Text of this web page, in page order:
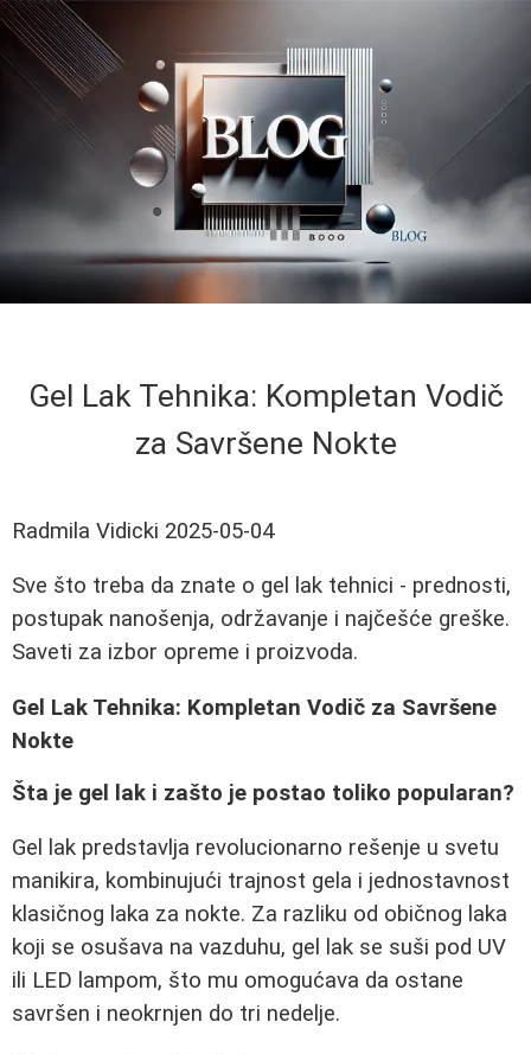
Gel Lak Tehnika: Kompletan Vodič
za Savršene Nokte
Radmila Vidicki 2025-05-04
Sve što treba da znate o gel lak tehnici - prednosti,
postupak nanošenja, održavanje i najčešće greške.
Saveti za izbor opreme i proizvoda.
Gel Lak Tehnika: Kompletan Vodič za Savršene
Nokte
Šta je gel lak i zašto je postao toliko popularan?
Gel lak predstavlja revolucionarno rešenje u svetu
manikira, kombinujući trajnost gela i jednostavnost
klasičnog laka za nokte. Za razliku od običnog laka
koji se osušava na vazduhu, gel lak se suši pod UV
ili LED lampom, što mu omogućava da ostane
savršen i neokrnjen do tri nedelje.